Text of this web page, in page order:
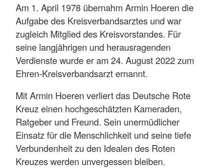
Am 1. April 1978 übernahm Armin Hoeren die
Aufgabe des Kreisverbandsarztes und war
zugleich Mitglied des Kreisvorstandes. Für
seine langjährigen und herausragenden
Verdienste wurde er am 24. August 2022 zum
Ehren-Kreisverbandsarzt ernannt.
Mit Armin Hoeren verliert das Deutsche Rote
Kreuz einen hochgeschätzten Kameraden,
Ratgeber und Freund. Sein unermüdlicher
Einsatz für die Menschlichkeit und seine tiefe
Verbundenheit zu den Idealen des Roten
Kreuzes werden unvergessen bleiben.